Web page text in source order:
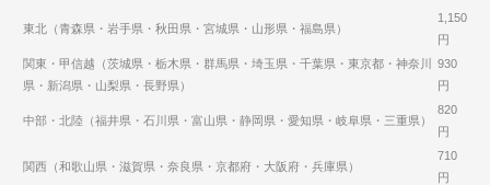
東北（青森県・岩手県・秋田県・宮城県・山形県・福島県）
1,150
円
関東・甲信越（茨城県・栃木県・群馬県・埼玉県・千葉県・東京都・神奈川
県・新潟県・山梨県・長野県）
930
円
中部・北陸（福井県・石川県・富山県・静岡県・愛知県・岐阜県・三重県）
820
円
関西（和歌山県・滋賀県・奈良県・京都府・大阪府・兵庫県）
710
円